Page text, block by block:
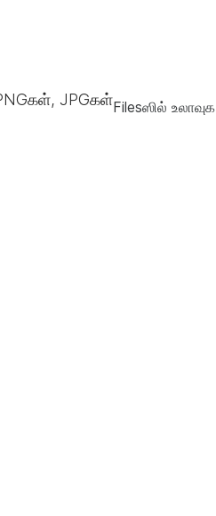
JPGகள்Filesஸில் உலாவுக